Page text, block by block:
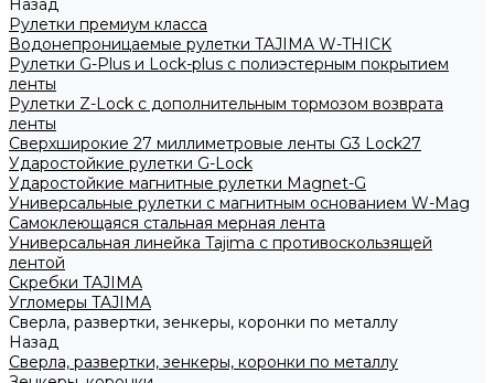
Назад
Рулетки премиум класса
Водонепроницаемые рулетки TAJIMA W-THICK
Рулетки G-Plus и Lock-plus с полиэстерным покрытием
ленты
Рулетки Z-Lock с дополнительным тормозом возврата
ленты
Сверхширокие 27 миллиметровые ленты G3 Lock27
Ударостойкие рулетки G-Lock
Ударостойкие магнитные рулетки Magnet-G
Универсальные рулетки с магнитным основанием W-Mag
Самоклеющаяся стальная мерная лента
Универсальная линейка Tajima с противоскользящей
лентой
Скребки TAJIMA
Угломеры TAJIMA
Сверла, развертки, зенкеры, коронки по металлу
Назад
Сверла, развертки, зенкеры, коронки по металлу